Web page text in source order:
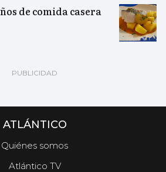
de comida casera
ATLÁNTICO
Quiénes somos
Atlántico TV